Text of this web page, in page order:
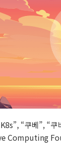
“쿠베”, “
Computing